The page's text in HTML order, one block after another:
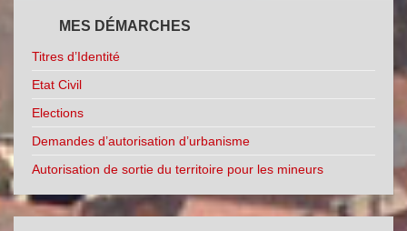
MES DÉMARCHES
Titres d’Identité
Etat Civil
Elections
Demandes d’autorisation d’urbanisme
Autorisation de sortie du territoire pour les mineurs